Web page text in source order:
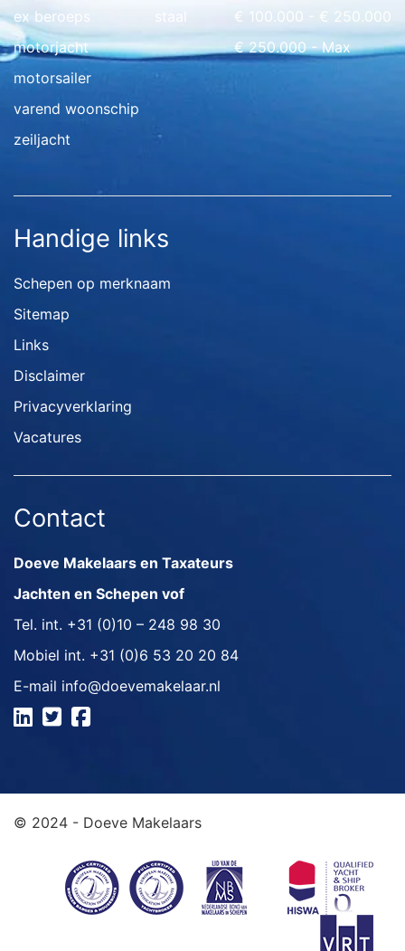
ex beroeps
motorjacht
motorsailer
varend woonschip
zeiljacht
€ 100.000 - € 250.000
€ 250.000 - Max
Handige links
Schepen op merknaam
Sitemap
Links
Disclaimer
Privacyverklaring
Vacatures
Contact
Doeve Makelaars en Taxateurs
Jachten en Schepen vof
Tel. int. +31 (0)10 – 248 98 30
Mobiel int. +31 (0)6 53 20 20 84
E-mail info@doevemakelaar.nl
© 2024 - Doeve Makelaars